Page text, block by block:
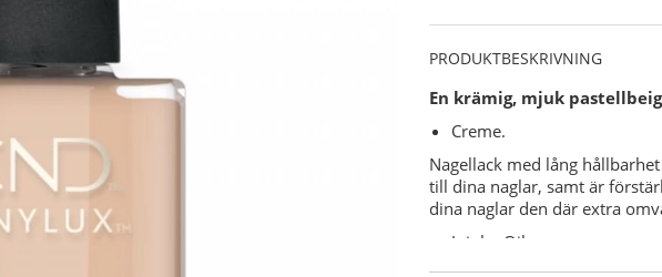
PRODUKTBESKRIVNING
En krämig, mjuk
Creme.
Nagellack med lång
till dina naglar, samt är
dina naglar den där extra
Jojoba Oil.